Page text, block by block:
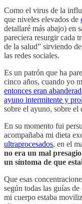
Como el virus de la
que niveles elevados de
detallaré más abajo) en
pareciera resurgir cada
de la salud” sirviendo
las redes sociales.
Es un patrón que ha
cinco años, cuando yo
entonces eran
ayuno intermitente y
sobre el ayuno, sobre el
En su momento fui
acompañaba mi dieta
ultraprocesados, en el
no era un mal
un síntoma de que
Que esas
según todas las guías
mi cuerpo estaba